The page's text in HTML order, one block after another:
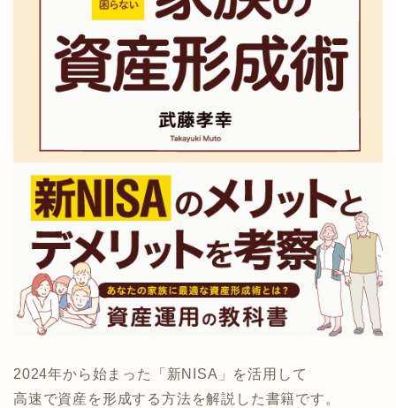
2024年から始まった「新NISA」を活用して
高速で資産を形成する方法を解説した書籍です。